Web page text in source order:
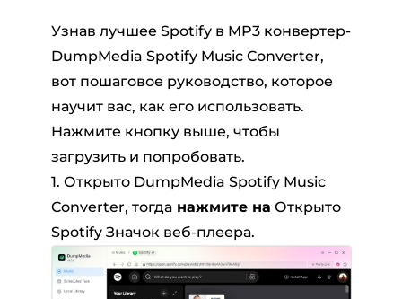
Узнав лучшее Spotify в MP3 конвертер-
DumpMedia Spotify Music Converter,
вот пошаговое руководство, которое
научит вас, как его использовать.
Нажмите кнопку выше, чтобы
загрузить и попробовать.
1. Открыто DumpMedia Spotify Music
Converter, тогданажмите на Открыто
Spotify Значок веб-плеера.